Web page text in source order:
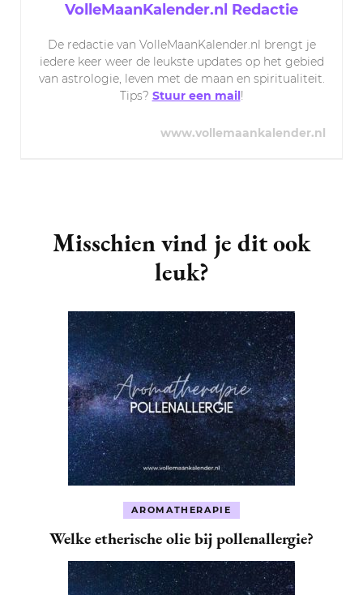
VolleMaanKalender.nl Redactie
De redactie van VolleMaanKalender.nl brengt je
iedere keer weer de leukste updates op het gebied
van astrologie, leven met de maan en spiritualiteit.
Tips? Stuur een mail !
www.vollemaankalender.nl
Navigation
Misschien vind je dit ook
leuk?
AROMATHERAPIE
Welke etherische olie bij pollenallergie?